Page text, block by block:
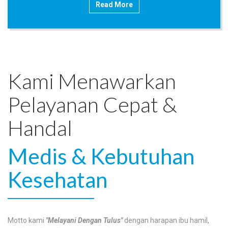
Read More
Kami Menawarkan
Pelayanan Cepat &
Handal
Medis & Kebutuhan
Kesehatan
Motto kami "Melayani Dengan Tulus"dengan harapan ibu hamil,